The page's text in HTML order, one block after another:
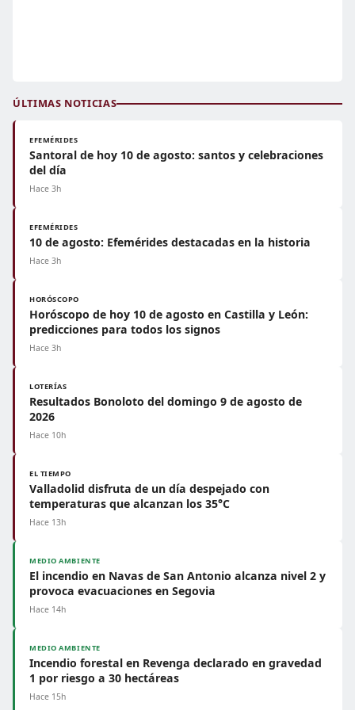
ÚLTIMAS NOTICIAS
EFEMÉRIDES
Santoral de hoy 10 de agosto: santos y celebraciones
del día
Hace 3h
EFEMÉRIDES
10 de agosto: Efemérides destacadas en la historia
Hace 3h
HORÓSCOPO
Horóscopo de hoy 10 de agosto en Castilla y León:
predicciones para todos los signos
Hace 3h
LOTERÍAS
Resultados Bonoloto del domingo 9 de agosto de
2026
Hace 10h
EL TIEMPO
Valladolid disfruta de un día despejado con
temperaturas que alcanzan los 35°C
Hace 13h
MEDIO AMBIENTE
El incendio en Navas de San Antonio alcanza nivel 2 y
provoca evacuaciones en Segovia
Hace 14h
MEDIO AMBIENTE
Incendio forestal en Revenga declarado en gravedad
1 por riesgo a 30 hectáreas
Hace 15h